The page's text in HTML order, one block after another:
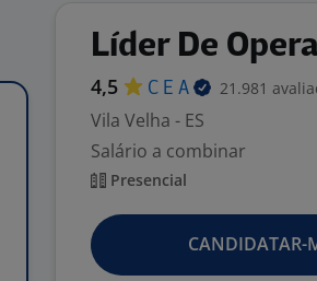
Líder De
4,5 C E A 21.981
Vila Velha - ES
Salário a combinar
Presencial
CANDIDATAR-